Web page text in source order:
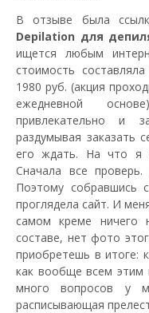
В отзыве была
Depilation для
ищется любым
стоимость
1980 руб. (акция
ежедневной
привлекательно и
раздумывая заказать
его ждать. На что я
Сначала все
Поэтому собравшись
проглядела сайт. И
самом креме ничего
составе, нет фото
приобретешь в итоге:
как вообще всем этим
много вопросов у
расписывающая